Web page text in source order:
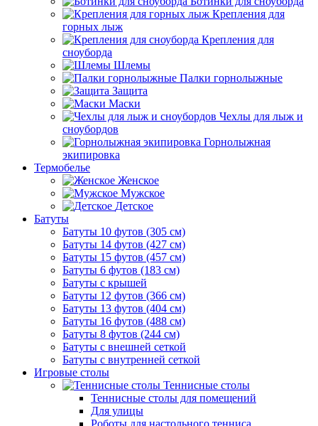
Крепления для
горных лыж
Крепления для
сноуборда
Шлемы
Палки горнолыжные
Защита
Маски
Чехлы для лыж и
сноубордов
Горнолыжная
экипировка
Термобелье
Женское
Мужское
Детское
Батуты
Батуты 10 футов (305 см)
Батуты 14 футов (427 см)
Батуты 15 футов (457 см)
Батуты 6 футов (183 см)
Батуты с крышей
Батуты 12 футов (366 см)
Батуты 13 футов (404 см)
Батуты 16 футов (488 см)
Батуты 8 футов (244 см)
Батуты с внешней сеткой
Батуты с внутренней сеткой
Игровые столы
Теннисные столы
Теннисные столы для помещений
Для улицы
Роботы для настольного тенниса